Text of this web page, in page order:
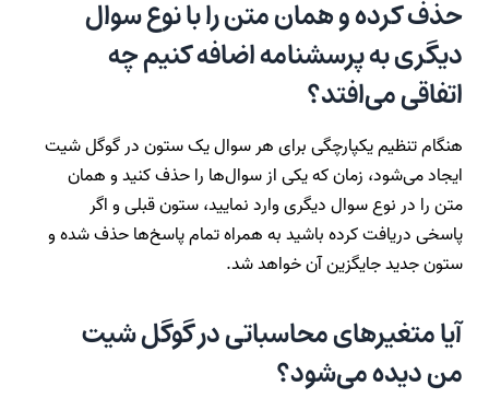
حذف کرده و همان متن را با نوع سوال
دیگری به پرسشنامه اضافه کنیم چه
اتفاقی می‌افتد؟
هنگام تنظیم یکپارچگی برای هر سوال یک ستون در گوگل شیت
ایجاد می‌شود، زمان که یکی از سوال‌ها را حذف کنید و همان
متن را در نوع سوال دیگری وارد نمایید، ستون قبلی و اگر
پاسخی دریافت کرده باشید به همراه تمام پاسخ‌ها حذف شده و
ستون جدید جایگزین آن خواهد شد.
آیا متغیرهای محاسباتی در گوگل شیت
من دیده می‌شود؟